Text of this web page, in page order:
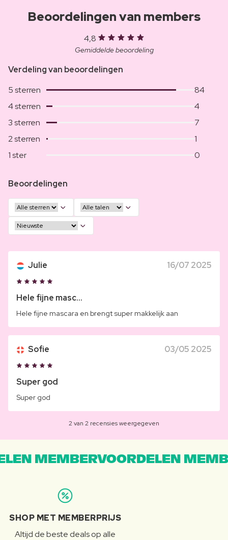
Beoordelingen van members
4,8
Gemiddelde beoordeling
Verdeling van beoordelingen
5 sterren
84
4 sterren
4
3 sterren
7
2 sterren
1
1 ster
0
Beoordelingen
Julie 16/07 2025
Hele fijne masc...
Hele fijne mascara en brengt super makkelijk aan
Sofie 03/05 2025
Super god
Super god
2 van 2 recensies weergegeven
MEMBERVOORDELEN
SHOP MET MEMBERPRIJS
Altijd de beste deals op alle